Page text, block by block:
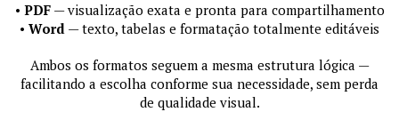
• PDF— visualização exata e pronta para compartilhamento
• Word — texto, tabelas e formatação totalmente editáveis
Ambos os formatos seguem a mesma estrutura lógica —
facilitando a escolha conforme sua necessidade, sem perda
de qualidade visual.